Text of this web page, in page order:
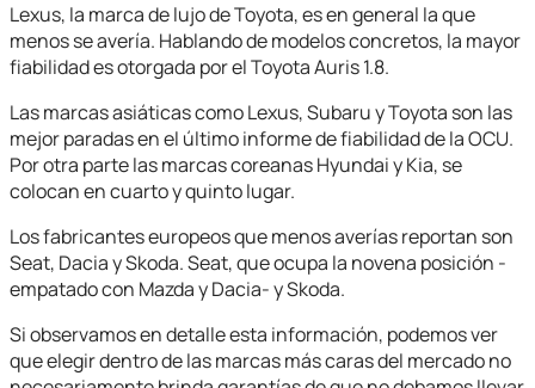
Lexus, la marca de lujo de Toyota, es en general la que
menos se avería. Hablando de modelos concretos, la mayor
fiabilidad es otorgada por el Toyota Auris 1.8.
Las marcas asiáticas como Lexus, Subaru y Toyota son las
mejor paradas en el último informe de fiabilidad de la OCU.
Por otra parte las marcas coreanas Hyundai y Kia, se
colocan en cuarto y quinto lugar.
Los fabricantes europeos que menos averías reportan son
Seat, Dacia y Skoda. Seat, que ocupa la novena posición -
empatado con Mazda y Dacia- y Skoda.
Si observamos en detalle esta información, podemos ver
que elegir dentro de las marcas más caras del mercado no